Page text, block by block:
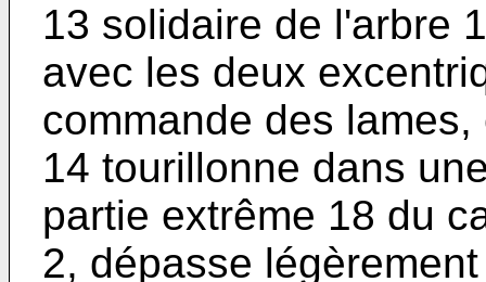
13 solidaire de l'arbre
avec les deux
commande des
14 tourillonne dans
partie extrême 18 du
2, dépasse